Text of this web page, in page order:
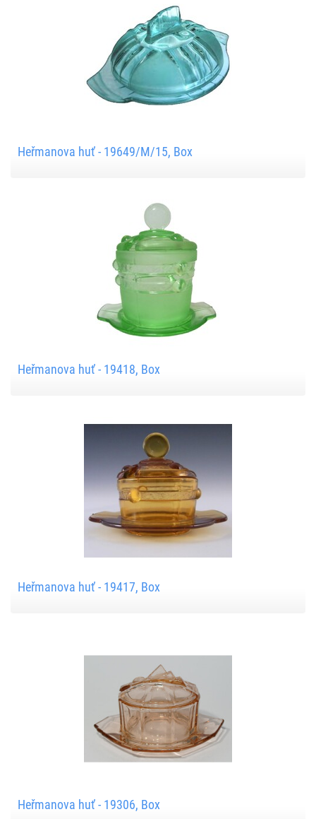
Heřmanova huť - 19649/M/15, Box
Heřmanova huť - 19418, Box
Heřmanova huť - 19417, Box
Heřmanova huť - 19306, Box